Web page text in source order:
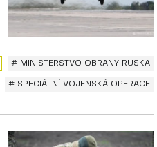
# MINISTERSTVO OBRANY RUSKA
# SPECIÁLNÍ VOJENSKÁ OPERACE